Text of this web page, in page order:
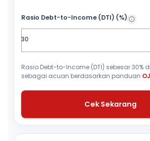
Rasio Debt-to-Income (DTI) (%)
Rasio Debt-to-Income (DTI) sebesar 30%
sebagai acuan berdasarkan panduan
Cek Sekarang